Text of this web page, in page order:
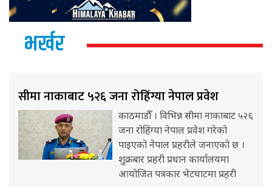
भर्खर
सीमा नाकाबाट ५२६ जना रोहिंग्या नेपाल प्रवेश
काठमाडौँ । विभिन्न सीमा नाकाबाट ५२६
जना रोहिंग्या नेपाल प्रवेश गरेको
पाइएको नेपाल प्रहरीले जनाएको छ ।
शुक्रबार प्रहरी प्रधान कार्यालयमा
आयोजित पत्रकार भेटघाटमा प्रहरी